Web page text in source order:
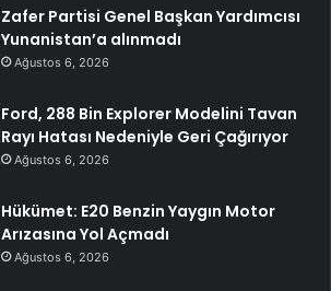
Zafer Partisi Genel Başkan Yardımcısı
Yunanistan’a alınmadı
Ağustos 6, 2026
Ford, 288 Bin Explorer Modelini Tavan
Rayı Hatası Nedeniyle Geri Çağırıyor
Ağustos 6, 2026
Hükümet: E20 Benzin Yaygın Motor
Arızasına Yol Açmadı
Ağustos 6, 2026